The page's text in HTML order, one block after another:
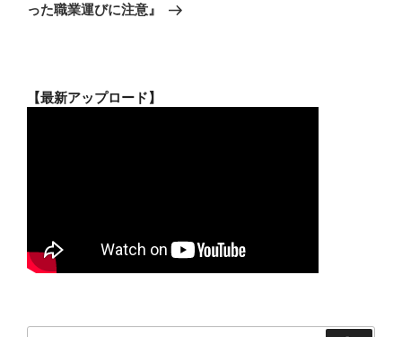
シ
った職業運びに注意』
【最新アップロード】